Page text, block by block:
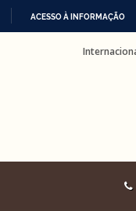
ACESSO À INFORMAÇÃO